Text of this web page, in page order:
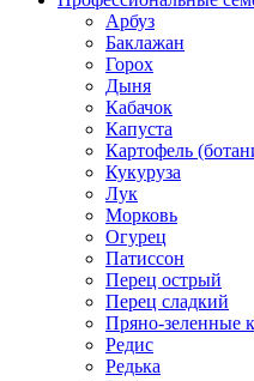
Арбуз
Баклажан
Горох
Дыня
Кабачок
Капуста
Картофель
Кукуруза
Лук
Морковь
Огурец
Патиссон
Перец острый
Перец сладкий
Пряно-зеленные
Редис
Редька